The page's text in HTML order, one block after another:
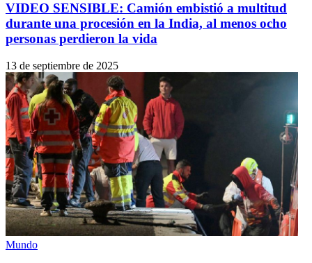
VIDEO SENSIBLE: Camión embistió a multitud
durante una procesión en la India, al menos ocho
personas perdieron la vida
13 de septiembre de 2025
Mundo